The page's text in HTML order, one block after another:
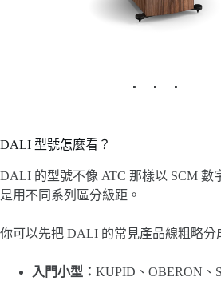
DALI 型號怎麼看？
DALI 的型號不像 ATC 那樣以 SCM 數
是用不同系列區分級距。
你可以先把 DALI 的常見產品線粗略分
入門小型： KUPID、OBERON、